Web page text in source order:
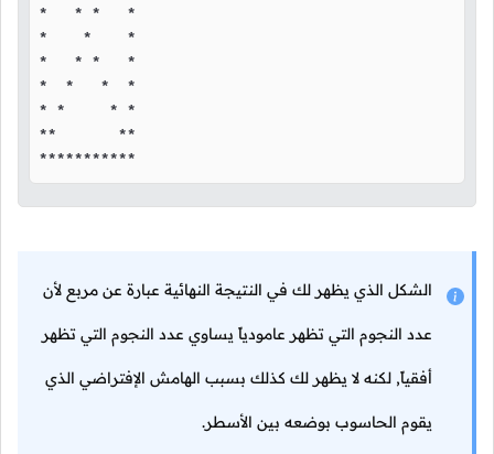
*   * *   *
*    *    *
*   * *   *
*  *   *  *
* *     * *
**       **
***********
الشكل الذي يظهر لك في النتيجة النهائية عبارة عن مربع لأن
عدد النجوم التي تظهر عامودياً يساوي عدد النجوم التي تظهر
أفقياً, لكنه لا يظهر لك كذلك بسبب الهامش الإفتراضي الذي
يقوم الحاسوب بوضعه بين الأسطر.